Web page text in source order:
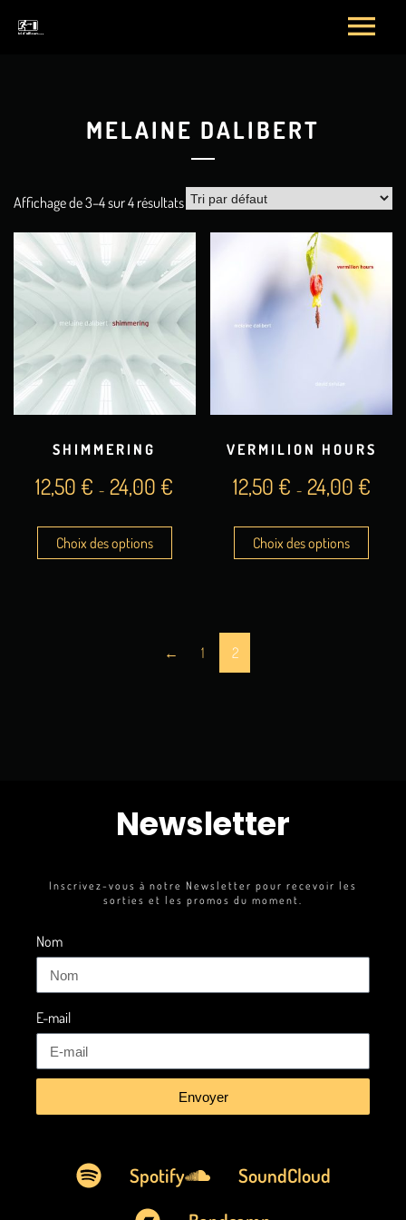
MELAINE DALIBERT
Affichage de 3–4 sur 4 résultats
SHIMMERING
12,50€ – 24,00€
Choix des options
VERMILION HOURS
12,50€ – 24,00€
Choix des options
← 1 2
Newsletter
Inscrivez-vous à notre Newsletter pour recevoir les
sorties et les promos du moment.
Nom
E-mail
Envoyer
Spotify
SoundCloud